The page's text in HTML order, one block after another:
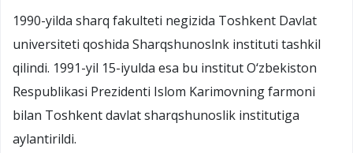
1990-yilda sharq fakulteti negizida Toshkent Davlat
universiteti qoshida Sharqshunoslnk instituti tashkil
qilindi. 1991-yil 15-iyulda esa bu institut O‘zbekiston
Respublikasi Prezidenti Islom Karimovning farmoni
bilan Toshkent davlat sharqshunoslik institutiga
aylantirildi.